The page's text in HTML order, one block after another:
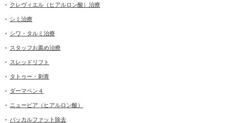
クレヴィエル（ヒアルロン酸）治療
シミ治療
シワ・タルミ治療
スタッフお薦め治療
スレッドリフト
タトゥー・刺青
ダーマペン４
ニュービア（ヒアルロン酸）
バッカルファット除去